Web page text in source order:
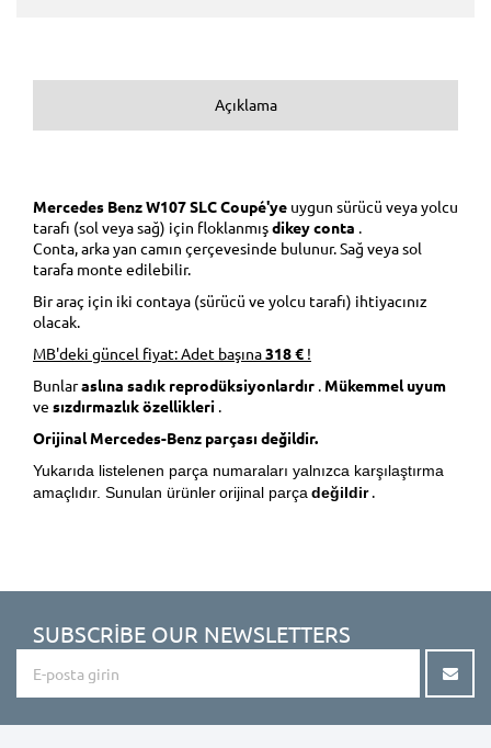
Açıklama
Mercedes Benz W107 SLC Coupé'ye uygun sürücü veya yolcu
tarafı (sol veya sağ) için floklanmışdikey conta .
Conta, arka yan camın çerçevesinde bulunur. Sağ veya sol
tarafa monte edilebilir.
Bir araç için iki contaya (sürücü ve yolcu tarafı) ihtiyacınız
olacak.
MB'deki güncel fiyat: Adet başına318 € !
Bunlaraslına sadık reprodüksiyonlardır . Mükemmel uyum
ve sızdırmazlık özellikleri .
Orijinal Mercedes-Benz parçası değildir.
Yukarıda listelenen parça numaraları yalnızca karşılaştırma
amaçlıdır. Sunulan ürünlerorijinal parça değildir.
SUBSCRIBE OUR NEWSLETTERS